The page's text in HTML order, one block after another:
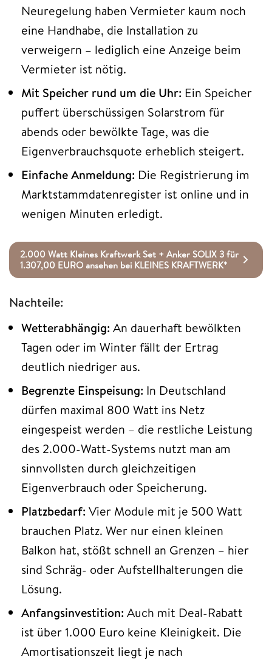
Neuregelung haben Vermieter kaum noch
eine Handhabe, die Installation zu
verweigern – lediglich eine Anzeige beim
Vermieter ist nötig.
Mit Speicher rund um die Uhr: Ein Speicher
puffert überschüssigen Solarstrom für
abends oder bewölkte Tage, was die
Eigenverbrauchsquote erheblich steigert.
Einfache Anmeldung: Die Registrierung im
Marktstammdatenregister ist online und in
wenigen Minuten erledigt.
2.000 Watt Kleines Kraftwerk Set + Anker SOLIX 3 für
1.307,00 EURO ansehen bei KLEINES KRAFTWERK*
Nachteile:
Wetterabhängig: An dauerhaft bewölkten
Tagen oder im Winter fällt der Ertrag
deutlich niedriger aus.
Begrenzte Einspeisung: In Deutschland
dürfen maximal 800 Watt ins Netz
eingespeist werden – die restliche Leistung
des 2.000-Watt-Systems nutzt man am
sinnvollsten durch gleichzeitigen
Eigenverbrauch oder Speicherung.
Platzbedarf: Vier Module mit je 500 Watt
brauchen Platz. Wer nur einen kleinen
Balkon hat, stößt schnell an Grenzen – hier
sind Schräg- oder Aufstellhalterungen die
Lösung.
Anfangsinvestition: Auch mit Deal-Rabatt
ist über 1.000 Euro keine Kleinigkeit. Die
Amortisationszeit liegt je nach